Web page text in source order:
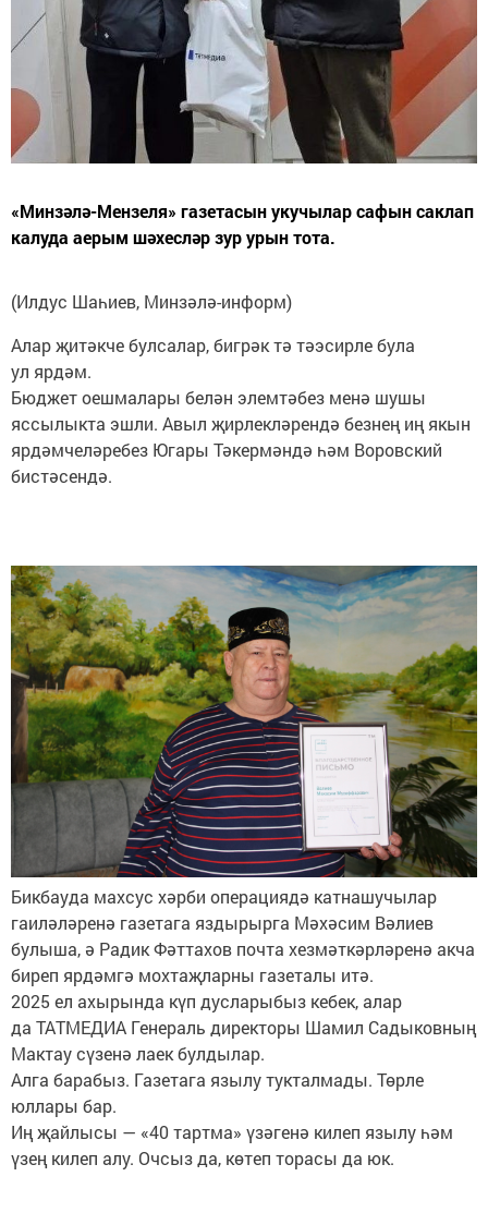
«Минзәлә-Мензеля» газетасын укучылар сафын саклап
калуда аерым шәхесләр зур урын тота.
(Илдус Шаһиев, Минзәлә-информ)
Алар җитәкче булсалар, бигрәк тә тәэсирле була
ул ярдәм.
Бюджет оешмалары белән элемтәбез менә шушы
яссылыкта эшли. Авыл җирлекләрендә безнең иң якын
ярдәмчеләребез Югары Тәкермәндә һәм Воровский
бистәсендә.
Бикбауда махсус хәрби операциядә катнашучылар
гаиләләренә газетага яздырырга Мәхәсим Вәлиев
булыша, ә Радик Фәттахов почта хезмәткәрләренә акча
биреп ярдәмгә мохтаҗларны газеталы итә.
2025 ел ахырында күп дусларыбыз кебек, алар
да ТАТМЕДИА Генераль директоры Шамил Садыковның
Мактау сүзенә лаек булдылар.
Алга барабыз. Газетага язылу тукталмады. Төрле
юллары бар.
Иң җайлысы — «40 тартма» үзәгенә килеп язылу һәм
үзең килеп алу. Очсыз да, көтеп торасы да юк.